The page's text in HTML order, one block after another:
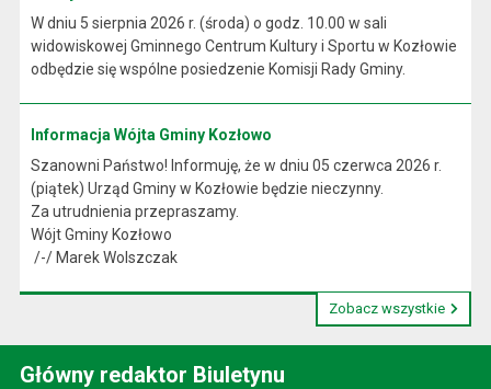
W dniu 5 sierpnia 2026 r. (środa) o godz. 10.00 w sali
widowiskowej Gminnego Centrum Kultury i Sportu w Kozłowie
odbędzie się wspólne posiedzenie Komisji Rady Gminy.
Informacja Wójta Gminy Kozłowo
Szanowni Państwo! Informuję, że w dniu 05 czerwca 2026 r.
(piątek) Urząd Gminy w Kozłowie będzie nieczynny.
Za utrudnienia przepraszamy.
Wójt Gminy Kozłowo
/-/ Marek Wolszczak
Zobacz wszystkie
Główny redaktor Biuletynu